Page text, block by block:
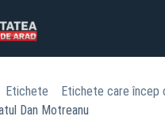
Etichete
Etichete care încep
Dan Motreanu